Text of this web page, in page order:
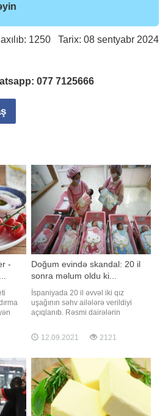
1250 Tarix: 08 sentyabr 2024
077 7125666
-
orta
Doğum evində skandal: 20 il
sonra məlum oldu ki...
İspaniyada 20 il əvvəl iki qız
uşağının səhv ailələrə verildiyi
açıqlanıb. Rəsmi dairələrin
bölgəsində baş verib. Açıqlamaya
görə, hadisə tibb işçilərinin
Bildirilir ki, uşaqlar 5 saat fərqlə
dünyaya gəlib. Onlar zəif olduğu
üçün xüsus
12.09.2021 2121